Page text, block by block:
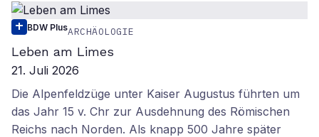
BDW PlusARCHÄOLOGIE
Leben am Limes
21. Juli 2026
Die Alpenfeldzüge unter Kaiser Augustus führten um
das Jahr 15 v. Chr zur Ausdehnung des Römischen
Reichs nach Norden. Als knapp 500 Jahre später